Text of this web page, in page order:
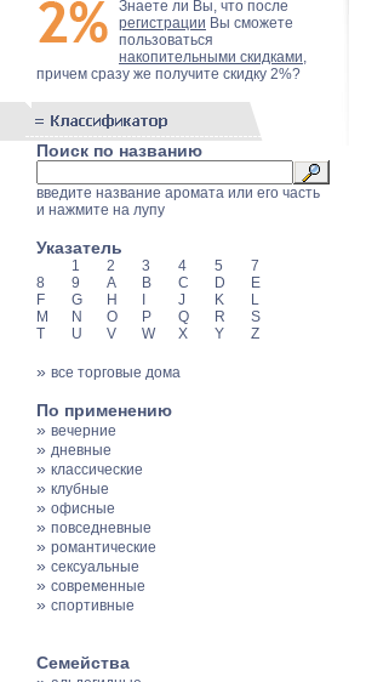
Знаете ли Вы, что после
регистрации Вы сможете
пользоваться
накопительными скидками,
причем сразу же получите скидку 2%?
Поиск по названию
введите название аромата или его часть
и нажмите на лупу
Указатель
1 2 3 4 5
7
8
9 A B C D
E
F
G H J K
L
M
N O P Q R
S
T
U V W X Y Z
» все торговые дома
По применению
» вечерние
» дневные
» классические
» клубные
» офисные
» повседневные
» романтические
» сексуальные
» современные
» спортивные
Семейства